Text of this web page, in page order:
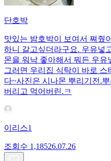
단호박
맛있는 밤호박이 보여서 쪄줬
하니 갈고싶더라구요. 우유넣
몬을 워낙 좋아해서 뭐든 우
그러면 우리집 식탁이 바로 스
다~사진은 시나몬 뿌리기전.
버리고 먹어버린.ㅋ
이리스1
조회수 1,18526.07.26